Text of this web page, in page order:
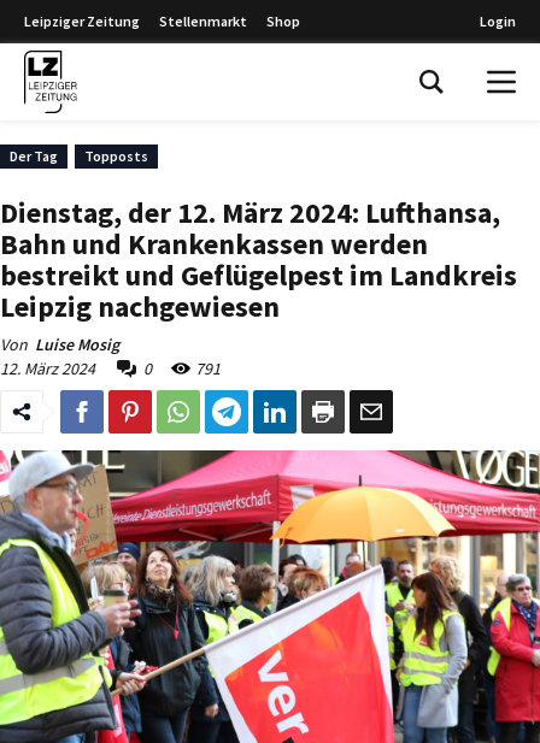
Leipziger Zeitung Stellenmarkt Shop Login
Der Tag Topposts
Dienstag, der 12. März 2024: Lufthansa,
Bahn und Krankenkassen werden
bestreikt und Geflügelpest im Landkreis
Leipzig nachgewiesen
Von Luise Mosig
12. März 2024
0 791